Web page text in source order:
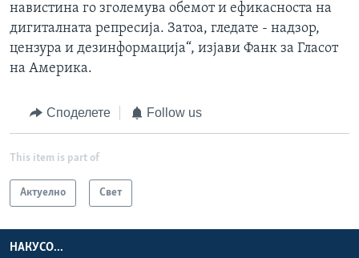
навистина го зголемува обемот и ефикасноста на
дигиталната репресија. Затоа, гледате - надзор,
цензура и дезинформација“, изјави Фанк за Гласот
на Америка.
Споделете Follow us
This item is part of
Актуелно Свет
НАКУСО...